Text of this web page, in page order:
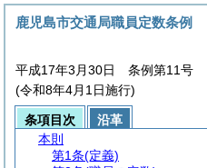
鹿児島市交通局職員定数条例
平成17年3月30日 条例第11号
(令和8年4月1日施行)
条項目次
沿革
本則
第1条(定義)